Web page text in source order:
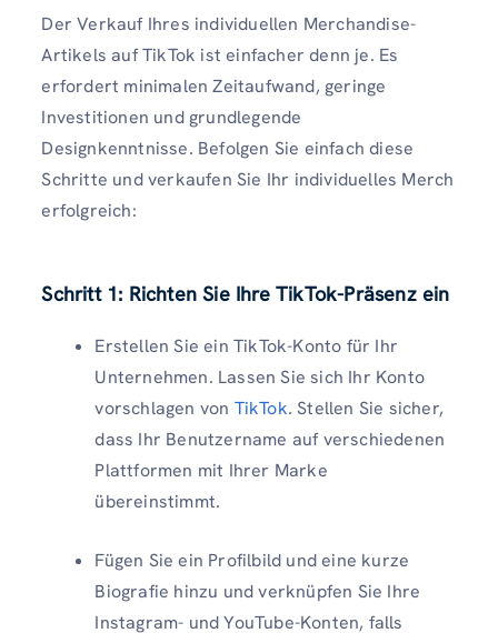
Der Verkauf Ihres individuellen Merchandise-
Artikels auf TikTok ist einfacher denn je. Es
erfordert minimalen Zeitaufwand, geringe
Investitionen und grundlegende
Designkenntnisse. Befolgen Sie einfach diese
Schritte und verkaufen Sie Ihr individuelles Merch
erfolgreich:
Schritt 1: Richten Sie Ihre TikTok-Präsenz ein
Erstellen Sie ein TikTok-Konto für Ihr
Unternehmen. Lassen Sie sich Ihr Konto
vorschlagen von TikTok. Stellen Sie sicher,
dass Ihr Benutzername auf verschiedenen
Plattformen mit Ihrer Marke
übereinstimmt.
Fügen Sie ein Profilbild und eine kurze
Biografie hinzu und verknüpfen Sie Ihre
Instagram- und YouTube-Konten, falls